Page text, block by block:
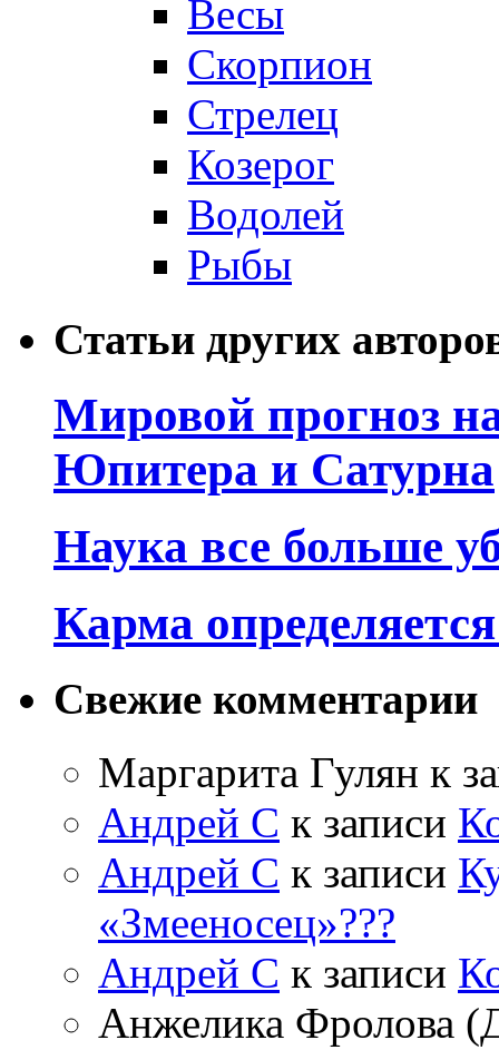
Весы
Скорпион
Стрелец
Козерог
Водолей
Рыбы
Статьи других
Мировой прогноз
Юпитера и Сатурна
Наука все больше
Карма
Свежие комментарии
Маргарита Гулян к
Андрей С к записи
Андрей С к записи
«Змееносец»???
Андрей С к записи
Анжелика Фролова